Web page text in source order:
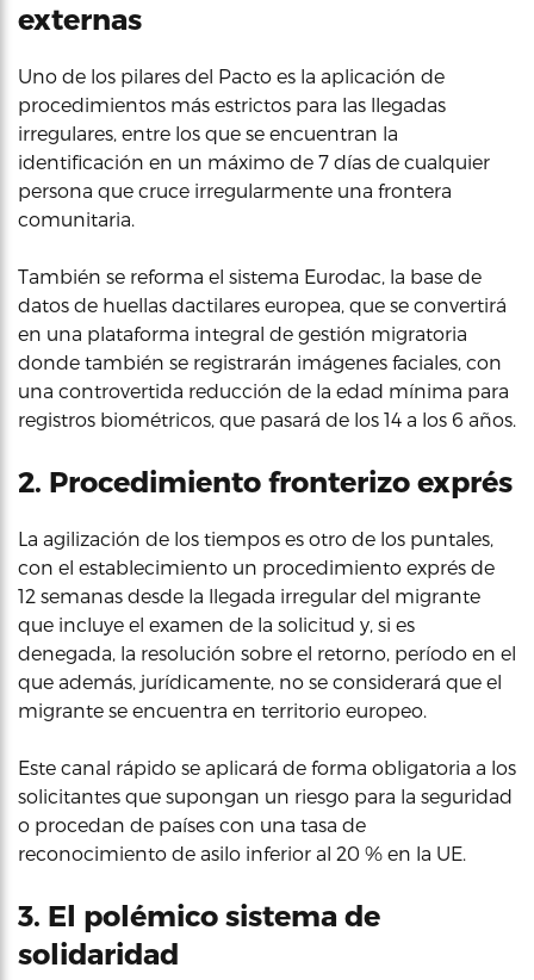
externas
Uno de los pilares del Pacto es la aplicación de
procedimientos más estrictos para las llegadas
irregulares, entre los que se encuentran la
identificación en un máximo de 7 días de cualquier
persona que cruce irregularmente una frontera
comunitaria.
También se reforma el sistema Eurodac, la base de
datos de huellas dactilares europea, que se convertirá
en una plataforma integral de gestión migratoria
donde también se registrarán imágenes faciales, con
una controvertida reducción de la edad mínima para
registros biométricos, que pasará de los 14 a los 6 años.
2. Procedimiento fronterizo exprés
La agilización de los tiempos es otro de los puntales,
con el establecimiento un procedimiento exprés de
12 semanas desde la llegada irregular del migrante
que incluye el examen de la solicitud y, si es
denegada, la resolución sobre el retorno, período en el
que además, jurídicamente, no se considerará que el
migrante se encuentra en territorio europeo.
Este canal rápido se aplicará de forma obligatoria a los
solicitantes que supongan un riesgo para la seguridad
o procedan de países con una tasa de
reconocimiento de asilo inferior al 20 % en la UE.
3. El polémico sistema de
solidaridad